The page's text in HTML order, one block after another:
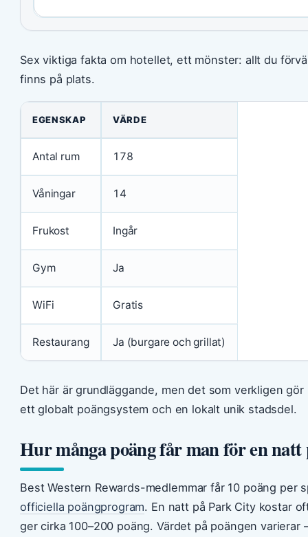
Sex viktiga fakta om hotellet, ett mönster: allt du
finns på plats.
EGENSKAP VÄRDE
Antal rum 178
Våningar 14
Frukost Ingår
Gym Ja
WiFi Gratis
Restaurang Ja (burgare och grillat)
Det här är grundläggande, men det som verkligen
ett globalt poängsystem och en lokalt unik stadsdel.
Hur många poäng får man för en natt
Best Western Rewards-medlemmar får 10 poäng per
officiella poängprogram. En natt på Park City kostar
ger cirka 100–200 poäng. Värdet på poängen varierar